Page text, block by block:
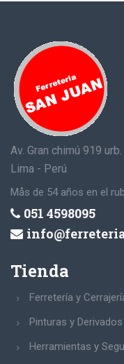
Av. Gran chimú 919
Lima - Perú
Mås de 54 años en el
051 4598095
Tienda
Ferretería y
Pinturas y Derivados
Herramientas y